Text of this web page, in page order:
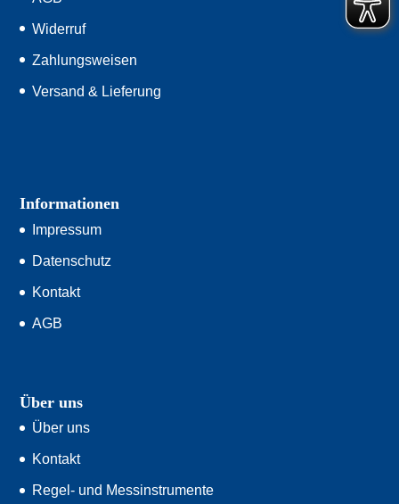
Widerruf
Zahlungsweisen
Versand & Lieferung
Informationen
Impressum
Datenschutz
Kontakt
AGB
Über uns
Über uns
Kontakt
Regel- und Messinstrumente